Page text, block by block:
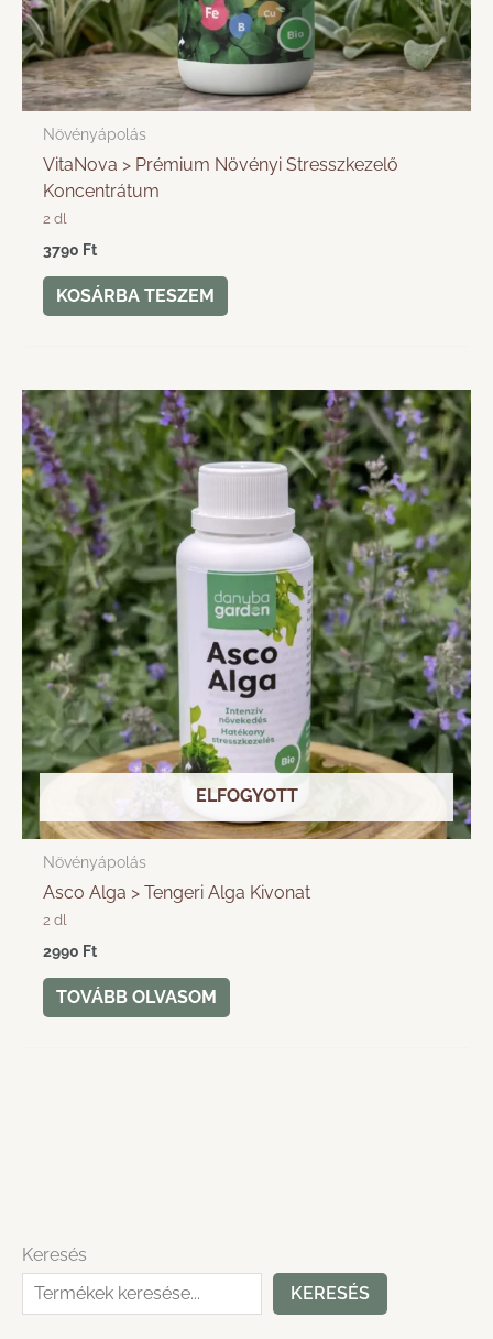
Keresés
KERESÉS
Növényápolás
VitaNova > Prémium Növényi Stresszkezelő
Koncentrátum
2 dl
3790 Ft
KOSÁRBA TESZEM
ELFOGYOTT
Növényápolás
Asco Alga > Tengeri Alga Kivonat
2 dl
2990 Ft
TOVÁBB OLVASOM